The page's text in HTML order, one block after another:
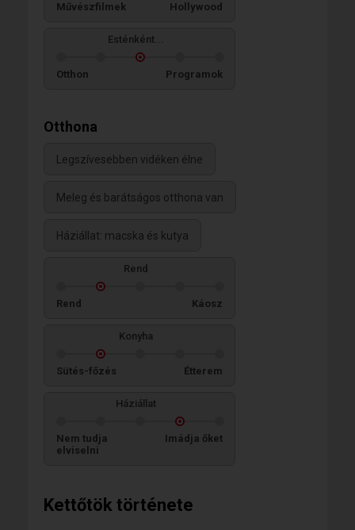
Kettőtök története
Művészfilmek Hollywood
Esténként...
Otthon Programok
Otthona
Legszívesebben vidéken élne
Meleg és barátságos otthona van
Háziállat: macska és kutya
Rend
Rend Káosz
Konyha
Sütés-főzés Étterem
Háziállat
Nem tudja
elviselni
Imádja őket